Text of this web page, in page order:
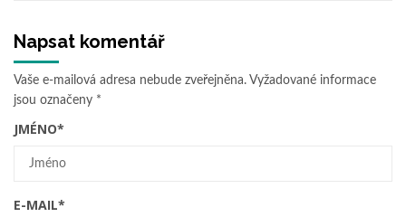
Napsat komentář
Vaše e-mailová adresa nebude zveřejněna. Vyžadované informace
jsou označeny *
JMÉNO*
E-MAIL*